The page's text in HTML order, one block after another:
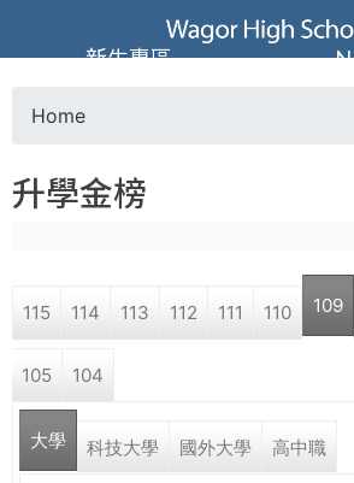
Jump to navigation
葳
格
高
學
o
a
r
e
Home
升學金榜
115 114 113 112 111 110 109
105 104
大學 科技大學 國外大學 高中職
新生專區